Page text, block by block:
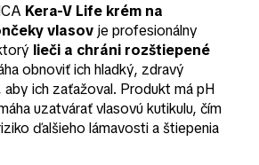
Kera-V Life krém na
vlasov je profesionálny
lieči a chráni rozštiepené
obnoviť ich hladký, zdravý
ich zaťažoval. Produkt má pH
uzatvárať vlasovú kutikulu, čím
ďalšieho lámavosti a štiepenia